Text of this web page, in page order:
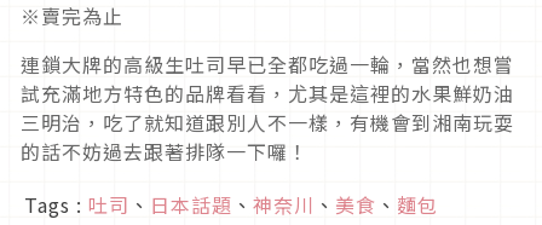
※賣完為止
連鎖大牌的高級生吐司早已全都吃過一輪，當然也想嘗
試充滿地方特色的品牌看看，尤其是這裡的水果鮮奶油
三明治，吃了就知道跟別人不一樣，有機會到湘南玩耍
的話不妨過去跟著排隊一下囉！
Tags : 吐司 、 日本話題 、 神奈川 、 美食 、 麵包